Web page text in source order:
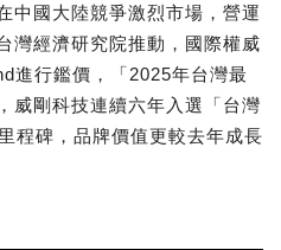
中國大陸競爭激烈市場，營運
灣經濟研究院推動，國際權威
進行鑑價，「2025年台灣最
威剛科技連續六年入選「台灣
程碑，品牌價值更較去年成長